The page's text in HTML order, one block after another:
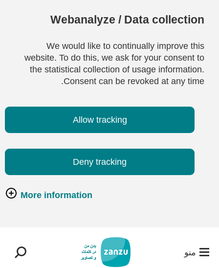
Webanalyze / Data collection
We would like to continually improve this
website. To do this, we ask for your consent to
the statistical collection of usage information.
Consent can be revoked at any time.
Allow tracking
Deny tracking
More information
منو